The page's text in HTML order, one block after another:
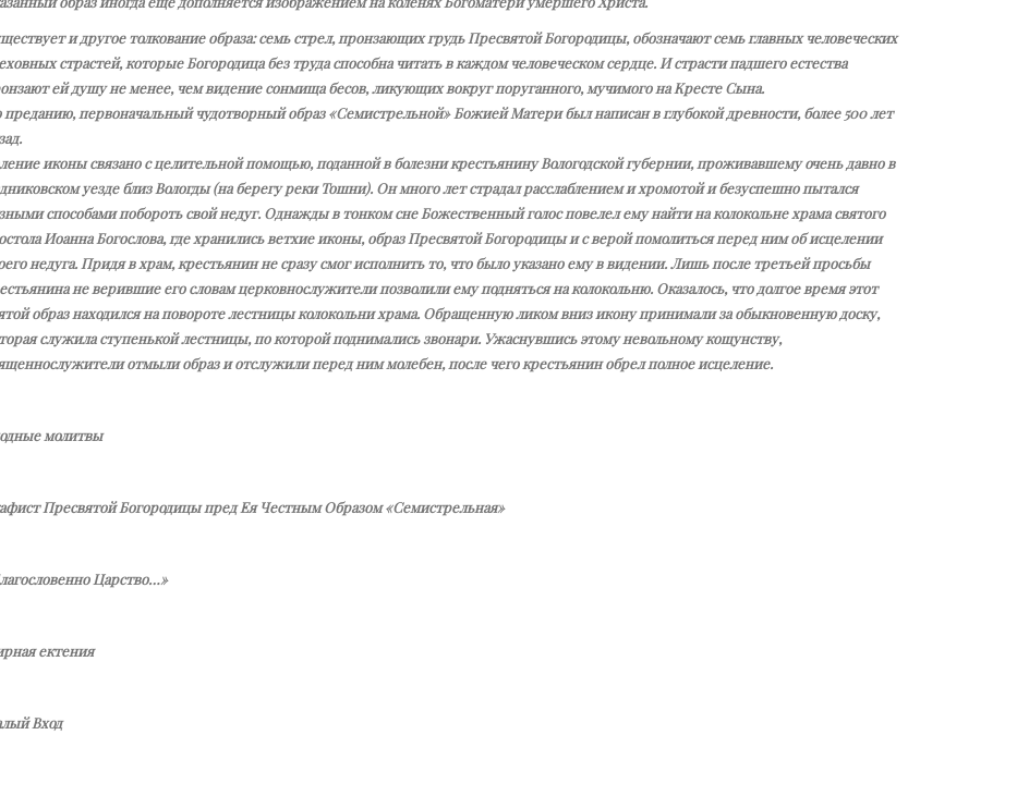
и другое толкование образа: семь стрел, пронзающих грудь Пресвятой Богородицы, обозначают семь главных человеческих
страстей, которые Богородица без труда способна читать в каждом человеческом сердце. И страсти падшего естества
ей душу не менее, чем видение сонмища бесов, ликующих вокруг поруганного, мучимого на Кресте Сына.
преданию, первоначальный чудотворный образ «Семистрельной» Божией Матери был написан в глубокой древности, более 500 лет
иконы связано с целительной помощью, поданной в болезни крестьянину Вологодской губернии, проживавшему очень давно в
уезде близ Вологды (на берегу реки Тошни). Он много лет страдал расслаблением и хромотой и безуспешно пытался
способами побороть свой недуг. Однажды в тонком сне Божественный голос повелел ему найти на колокольне храма святого
Иоанна Богослова, где хранились ветхие иконы, образ Пресвятой Богородицы и с верой помолиться перед ним об исцелении
недуга. Придя в храм, крестьянин не сразу смог исполнить то, что было указано ему в видении. Лишь после третьей просьбы
не верившие его словам церковнослужители позволили ему подняться на колокольню. Оказалось, что долгое время этот
образ находился на повороте лестницы колокольни храма. Обращенную ликом вниз икону принимали за обыкновенную доску,
служила ступенькой лестницы, по которой поднимались звонари. Ужаснувшись этому невольному кощунству,
отмыли образ и отслужили перед ним молебен, после чего крестьянин обрел полное исцеление.
молитвы
Пресвятой Богородицы пред Ея Честным Образом «Семистрельная»
Царство…»
ектения
Вход